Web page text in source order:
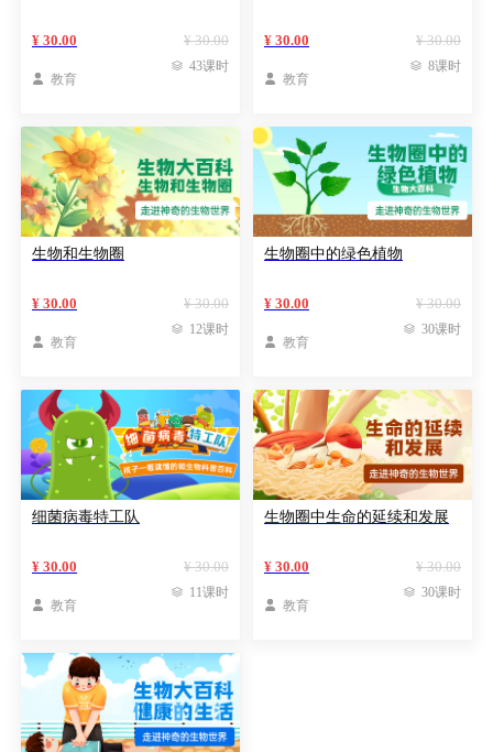
¥ 30.00
¥ 30.00
 教育
 43课时
¥ 30.00
¥ 30.00
 教育
 8课时
生物和生物圈
¥ 30.00
¥ 30.00
 教育
 12课时
生物圈中的绿色植物
¥ 30.00
¥ 30.00
 教育
 30课时
细菌病毒特工队
¥ 30.00
¥ 30.00
 教育
 11课时
生物圈中生命的延续和发展
¥ 30.00
¥ 30.00
 教育
 30课时